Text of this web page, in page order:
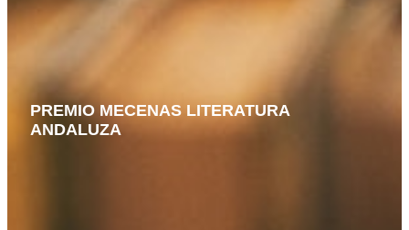
PREMIO MECENAS LITERATURA
ANDALUZA